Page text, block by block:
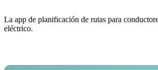
La app de planificación de rutas para
eléctrico.